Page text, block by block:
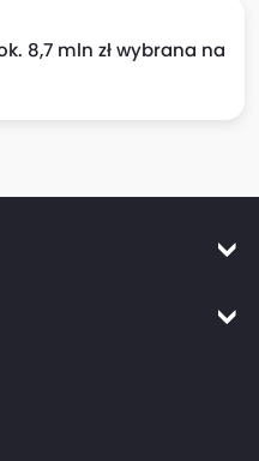
8,7 mln zł wybrana na